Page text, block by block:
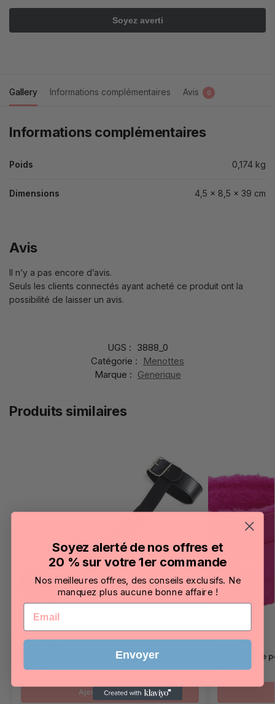
Gallery Informations complémentaires Avis 0
Informations complémentaires
Poids 0,174 kg
Dimensions 4,5 × 8,5 × 39 cm
Avis
Il n’y a pas encore d’avis.
Seuls les clients connectés ayant acheté ce produit ont la
possibilité de laisser un avis.
UGS : 3888_0
Catégorie :
Menottes
Marque : Generique
Produits similaires
MENOTTES
28,50€
Ajouter au panier
MENOTTES
Menottes de
19,40€
Soyez alerté de nos offres et
20 % sur votre 1er commande
Nos meilleures offres, des conseils exclusifs. Ne
manquez plus aucune bonne affaire !
Email
Envoyer